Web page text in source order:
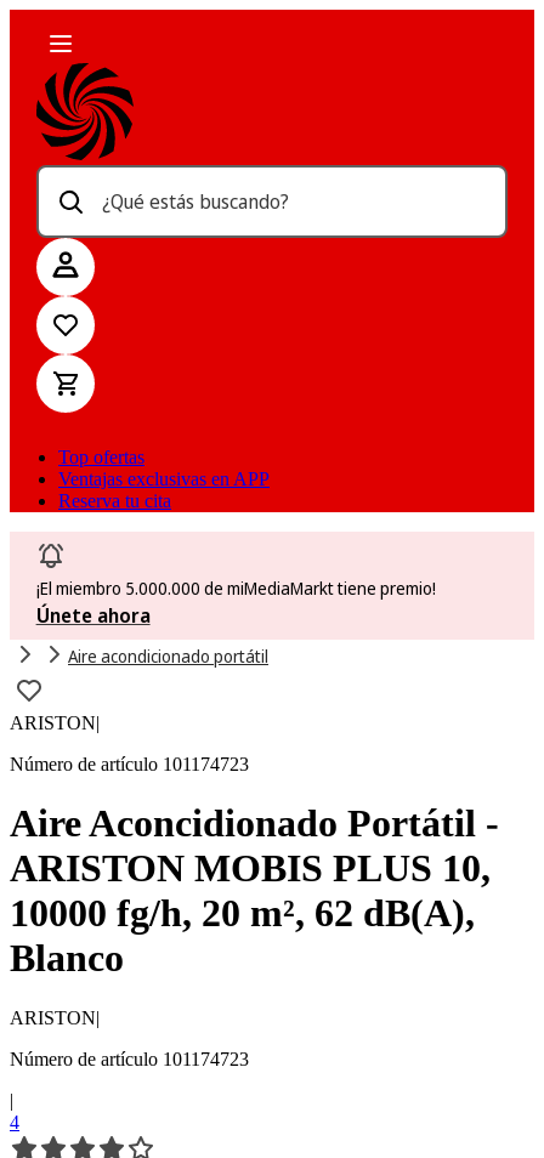
¿Qué estás buscando?
Top ofertas
Ventajas exclusivas en APP
Reserva tu cita
¡El miembro 5.000.000 de miMediaMarkt tiene premio!
Únete ahora
Aire acondicionado portátil
ARISTON|
Número de artículo 101174723
Aire Aconcidionado Portátil -
ARISTON MOBIS PLUS 10,
10000 fg/h, 20 m², 62 dB(A),
Blanco
ARISTON|
Número de artículo 101174723
|
4